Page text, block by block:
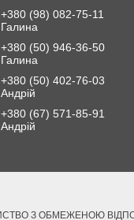
+380 (98) 082-75-11
Галина
+380 (50) 946-36-50
Галина
+380 (50) 402-76-03
Андрій
+380 (67) 571-85-91
Андрій